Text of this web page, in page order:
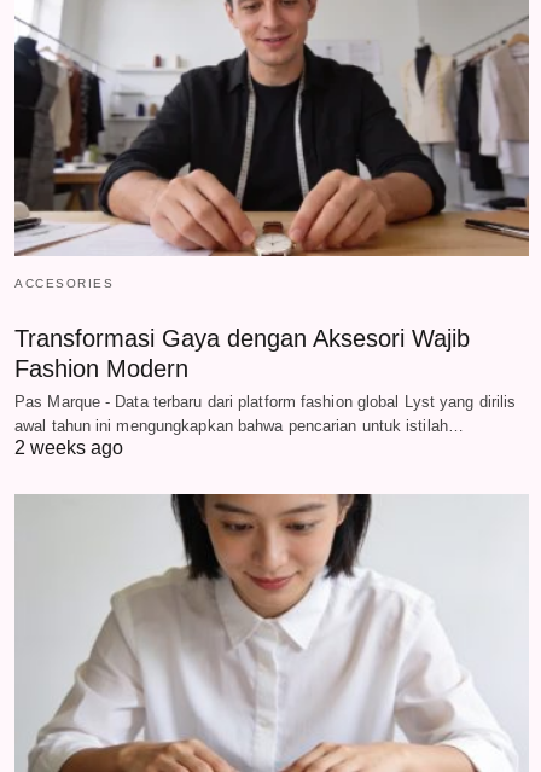
ACCESORIES
Transformasi Gaya dengan Aksesori Wajib
Fashion Modern
Pas Marque - Data terbaru dari platform fashion global Lyst yang dirilis
awal tahun ini mengungkapkan bahwa pencarian untuk istilah…
2 weeks ago